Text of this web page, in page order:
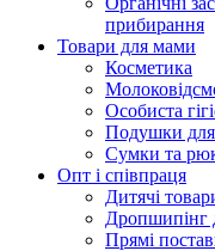
прибирання
Товари для мами
Косметика
Особиста
Подушки для
Сумки та
Опт і співпраця
Дитячі
Дропшипінг
Прямі